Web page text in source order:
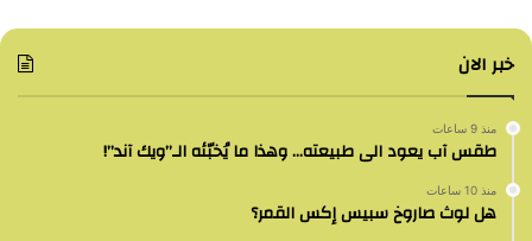
خبر الان
منذ 9 ساعات
طقس آب يعود الى طبيعته… وهذا ما يُخبّئه الـ”ويك آند”!
منذ 10 ساعات
هل لوث صاروخ سبيس إكس القمر؟